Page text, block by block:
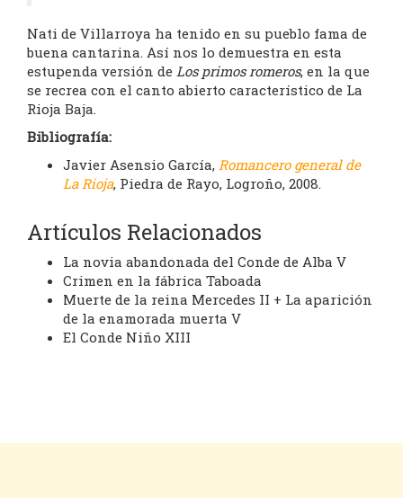
Nati de Villarroya ha tenido en su pueblo fama de
buena cantarina. Así nos lo demuestra en esta
estupenda versión de Los primos romeros, en la que
se recrea con el canto abierto característico de La
Rioja Baja.
Bibliografía:
Javier Asensio García, Romancero general de
La Rioja, Piedra de Rayo, Logroño, 2008.
Artículos Relacionados
La novia abandonada del Conde de Alba V
Crimen en la fábrica Taboada
Muerte de la reina Mercedes II + La aparición
de la enamorada muerta V
El Conde Niño XIII